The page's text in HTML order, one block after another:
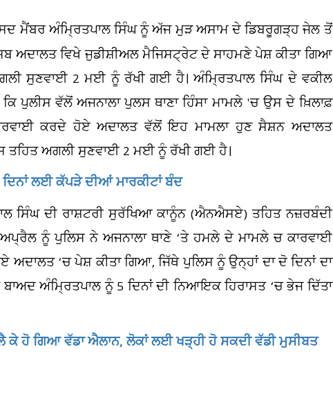
ਮੈਂਬਰ ਅੰਮ੍ਰਿਤਪਾਲ ਸਿੰਘ ਨੂੰ ਅੱਜ ਮੁੜ ਅਸਾਮ ਦੇ ਡਿਬਰੂਗੜ੍ਹ ਜੇਲ ਤੋਂ
ਅਦਾਲਤ ਵਿਖੇ ਜੁਡੀਸ਼ੀਅਲ ਮੈਜਿਸਟ੍ਰੇਟ ਦੇ ਸਾਹਮਣੇ ਪੇਸ਼ ਕੀਤਾ ਗਿਆ
ਸੁਣਵਾਈ 2 ਮਈ ਨੂੰ ਰੱਖੀ ਗਈ ਹੈ। ਅੰਮ੍ਰਿਤਪਾਲ ਸਿੰਘ ਦੇ ਵਕੀਲ
ਪੁਲੀਸ ਵੱਲੋਂ ਅਜਨਾਲਾ ਪੁਲਸ ਥਾਣਾ ਹਿੰਸਾ ਮਾਮਲੇ 'ਚ ਉਸ ਦੇ ਖ਼ਿਲਾਫ਼
ਕਰਦੇ ਹੋਏ ਅਦਾਲਤ ਵੱਲੋਂ ਇਹ ਮਾਮਲਾ ਹੁਣ ਸੈਸ਼ਨ ਅਦਾਲਤ
ਤਹਿਤ ਅਗਲੀ ਸੁਣਵਾਈ 2 ਮਈ ਨੂੰ ਰੱਖੀ ਗਈ ਹੈ।
ਲਈ ਕੱਪੜੇ ਦੀਆਂ ਮਾਰਕੀਟਾਂ ਬੰਦ
ਸਿੰਘ ਦੀ ਰਾਸ਼ਟਰੀ ਸੁਰੱਖਿਆ ਕਾਨੂੰਨ (ਐਨਐਸਏ) ਤਹਿਤ ਨਜ਼ਰਬੰਦੀ
ਨੂੰ ਪੁਲਿਸ ਨੇ ਅਜਨਾਲਾ ਥਾਣੇ ‘ਤੇ ਹਮਲੇ ਦੇ ਮਾਮਲੇ ਚ ਕਾਰਵਾਈ
ਅਦਾਲਤ ‘ਚ ਪੇਸ਼ ਕੀਤਾ ਗਿਆ, ਜਿੱਥੇ ਪੁਲਿਸ ਨੂੰ ਉਨ੍ਹਾਂ ਦਾ ਦੋ ਦਿਨਾਂ ਦਾ
ਅੰਮ੍ਰਿਤਪਾਲ ਨੂੰ 5 ਦਿਨਾਂ ਦੀ ਨਿਆਇਕ ਹਿਰਾਸਤ ‘ਚ ਭੇਜ ਦਿੱਤਾ
ਹੋ ਗਿਆ ਵੱਡਾ ਐਲਾਨ, ਲੋਕਾਂ ਲਈ ਖੜ੍ਹੀ ਹੋ ਸਕਦੀ ਵੱਡੀ ਮੁਸੀਬਤ